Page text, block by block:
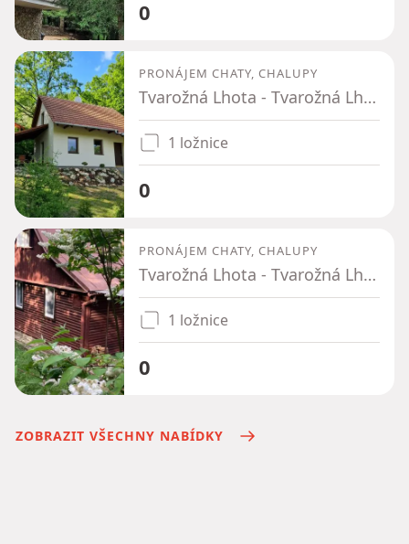
0
PRONÁJEM CHATY, CHALUPY
Tvarožná Lhota - Tvarožná Lhota, Jihomoravský kraj
1 ložnice
0
PRONÁJEM CHATY, CHALUPY
Tvarožná Lhota - Tvarožná Lhota, Jihomoravský kraj
1 ložnice
0
ZOBRAZIT VŠECHNY NABÍDKY